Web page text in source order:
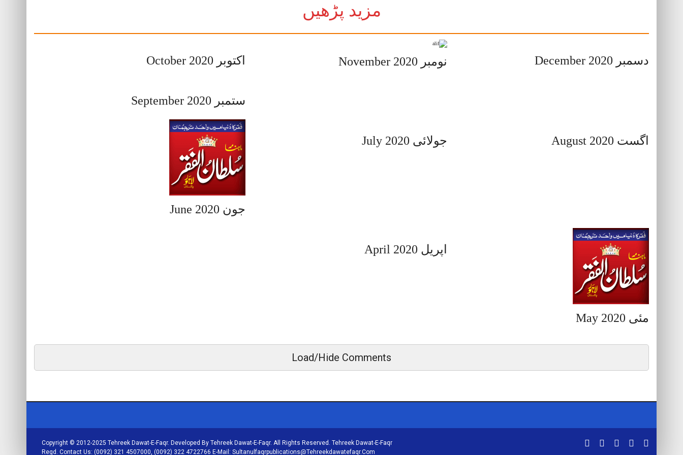
مزید پڑھیں
دسمبر December 2020 نومبر November 2020 اکتوبر October 2020
ستمبر September 2020
اگست August 2020 جولائی July 2020
جون June 2020
مئی May 2020
اپریل April 2020
Load/Hide Comments
Copyright © 2012-2025 Tehreek Dawat-E-Faqr. Developed By Tehreek Dawat-E-Faqr. All Rights Reserved. Tehreek Dawat-E-Faqr
Regd. Contact Us: (0092) 321 4507000, (0092) 322 4722766 E-Mail: Sultanulfaqrpublications@tehreekdawatefaqr.com